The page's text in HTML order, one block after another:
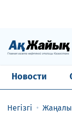
Новости
Негізгі